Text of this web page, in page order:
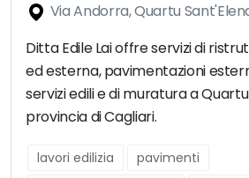
Via Andorra, Quartu
Ditta Edile Lai offre servizi di
ed esterna, pavimentazioni
servizi edili e di muratura a
provincia di Cagliari.
lavori edilizia
pavimenti